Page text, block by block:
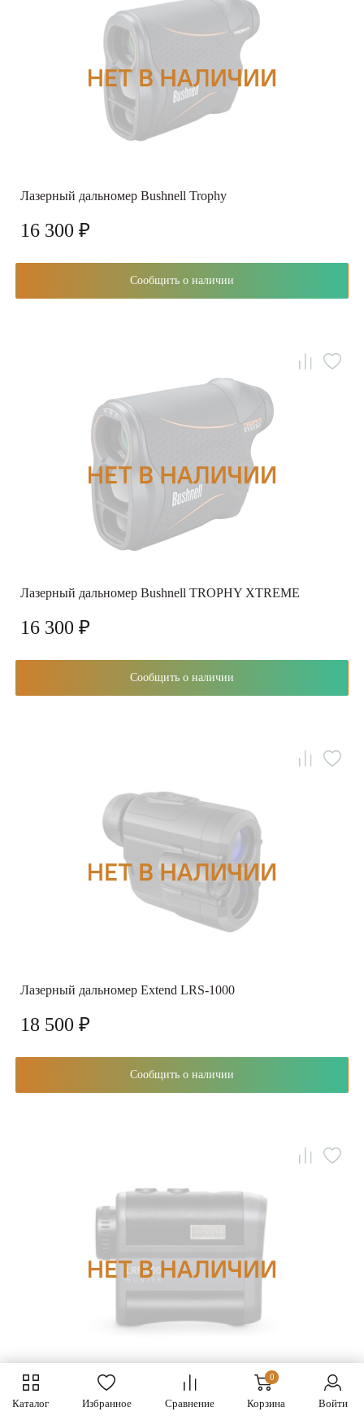
Каталог Избранное Сравнение
0
Корзина Войти
Лазерный дальномер Bushnell Trophy
16 300 ₽
Сообщить о наличии
Лазерный дальномер Bushnell TROPHY XTREME
16 300 ₽
Сообщить о наличии
Лазерный дальномер Extend LRS-1000
18 500 ₽
Сообщить о наличии
Лазерный дальномер Hawke LRF 400 Hunter Compact